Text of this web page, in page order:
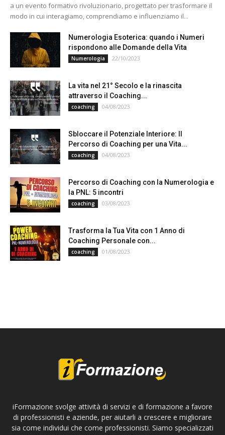
a un evento formativo rivoluzionario, progettato per trasformare il
modo in cui interagiamo, comprendiamo e influenziamo il...
Numerologia Esoterica: quando i Numeri
rispondono alle Domande della Vita
Numerologia 22/10/2023
La vita nel 21° Secolo e la rinascita
attraverso il Coaching...
coaching 04/08/2023
Sbloccare il Potenziale Interiore: Il
Percorso di Coaching per una Vita...
coaching 04/08/2023
Percorso di Coaching con la Numerologia e
la PNL: 5 incontri
coaching 03/08/2023
Trasforma la Tua Vita con 1 Anno di
Coaching Personale con...
coaching 01/08/2023
iFormazione svolge attività di servizi e di formazione a favore
di professionisti e aziende, per aiutarli a crescere e migliorare
sia come individui che come professionisti. Siamo specializzati